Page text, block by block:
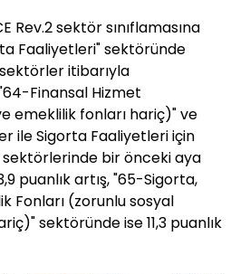
Rev.2 sektör sınıflamasına
Faaliyetleri" sektöründe
itibarıyla
Finansal Hizmet
emeklilik fonları hariç)" ve
ile Sigorta Faaliyetleri için
sektörlerinde bir önceki aya
puanlık artış, "65-Sigorta,
Fonları (zorunlu sosyal
sektöründe ise 11,3 puanlık